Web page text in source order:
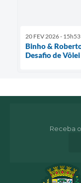
20 FEV 2026 - 15h53
Binho &
Desafio de
Receba